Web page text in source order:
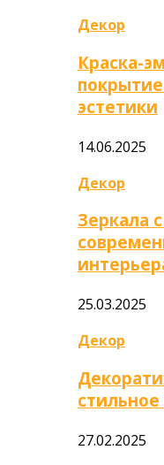
Декор
Краска-
эстетики
14.06.2025
Декор
Зеркала
25.03.2025
Декор
27.02.2025